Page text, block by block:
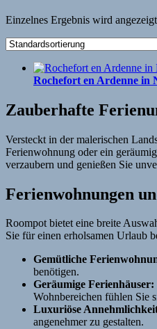
Einzelnes Ergebnis wird angezeigt
Rochefort en Ardenne in
Zauberhafte
Versteckt in der malerischen
Ferienwohnung oder ein
verzaubern und genießen Sie
Ferienwohnungen
Roompot bietet eine breite
Sie für einen erholsamen Urlaub
Gemütliche
benötigen.
Geräumige Ferienhäuser:
Wohnbereichen fühlen Sie
Luxuriöse
angenehmer zu gestalten.